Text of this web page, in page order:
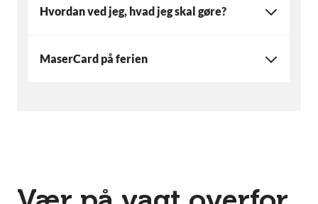
Hvordan ved jeg, hvad jeg skal gøre?
MaserCard på ferien